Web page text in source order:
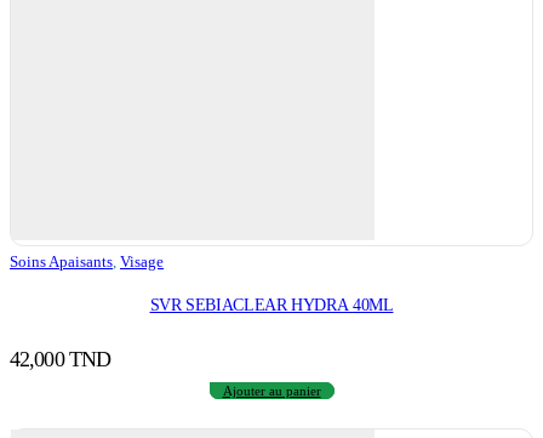
Soins Apaisants Visage
SVR SEBIACLEAR HYDRA 40ML
42,000TND
Ajouter au panier